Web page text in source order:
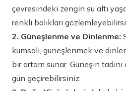
çevresindeki zengin su altı
renkli balıkları
2. Güneşlenme ve Dinlenme:
kumsalı, güneşlenmek ve
bir ortam sunar. Güneşin tadını
gün geçirebilirsiniz.